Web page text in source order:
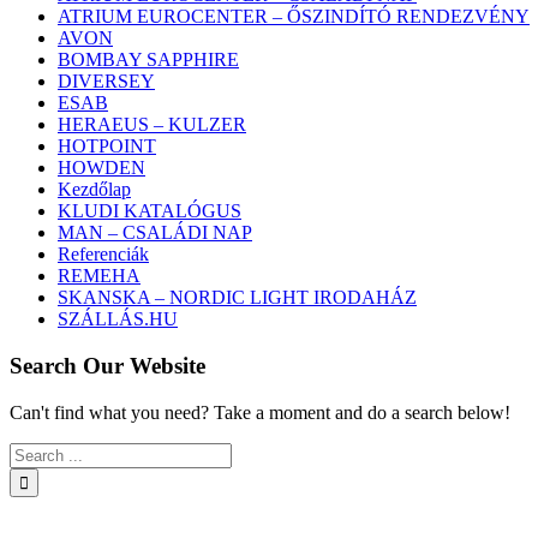
ATRIUM EUROCENTER – ŐSZINDÍTÓ RENDEZVÉNY
AVON
BOMBAY SAPPHIRE
DIVERSEY
ESAB
HERAEUS – KULZER
HOTPOINT
HOWDEN
Kezdőlap
KLUDI KATALÓGUS
MAN – CSALÁDI NAP
Referenciák
REMEHA
SKANSKA – NORDIC LIGHT IRODAHÁZ
SZÁLLÁS.HU
Search Our Website
Can't find what you need? Take a moment and do a search below!